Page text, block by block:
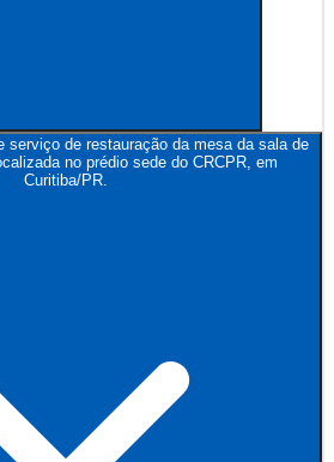
serviço de restauração da mesa da sala de
no prédio sede do CRCPR, em
Curitiba/PR.